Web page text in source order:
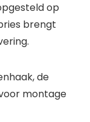
op
brengt
de
montage